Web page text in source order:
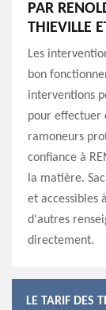
PAR
THIEVILLE
Les
bon
interventions
pour effectuer
ramoneurs
confiance à
la matière.
et accessibles
d'autres
directement.
LE TARIF DES